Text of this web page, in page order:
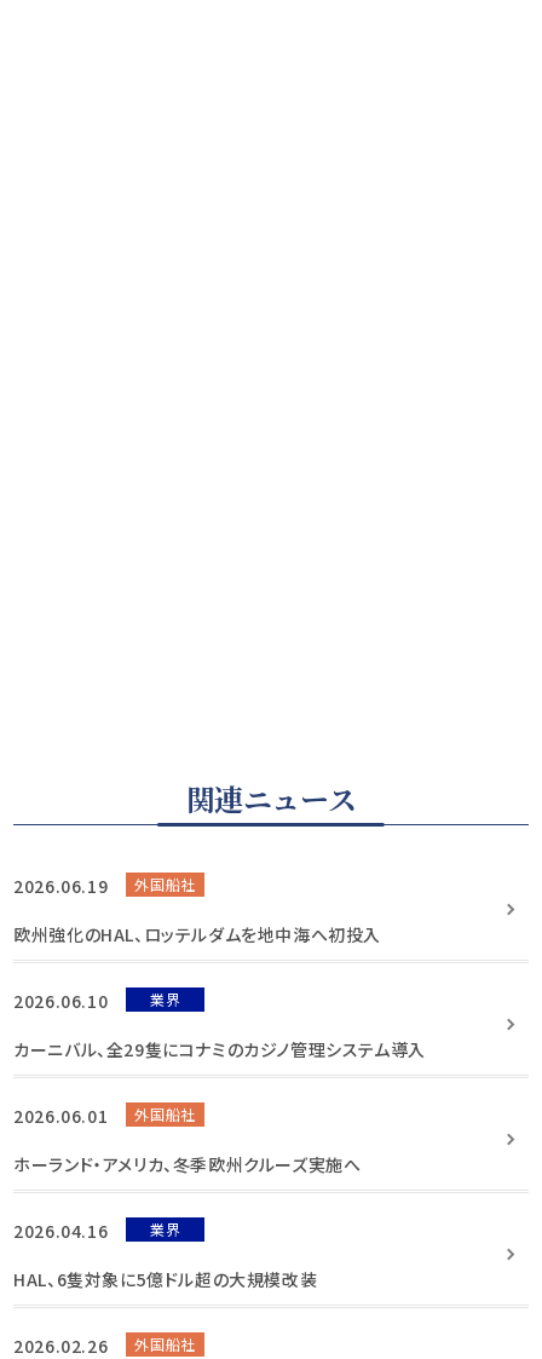
関連ニュース
2026.06.19 外国船社
欧州強化のHAL、ロッテルダムを地中海へ初投入
2026.06.10 業界
カーニバル、全29隻にコナミのカジノ管理システム導入
2026.06.01 外国船社
ホーランド・アメリカ、冬季欧州クルーズ実施へ
2026.04.16 業界
HAL、6隻対象に5億ドル超の大規模改装
2026.02.26 外国船社